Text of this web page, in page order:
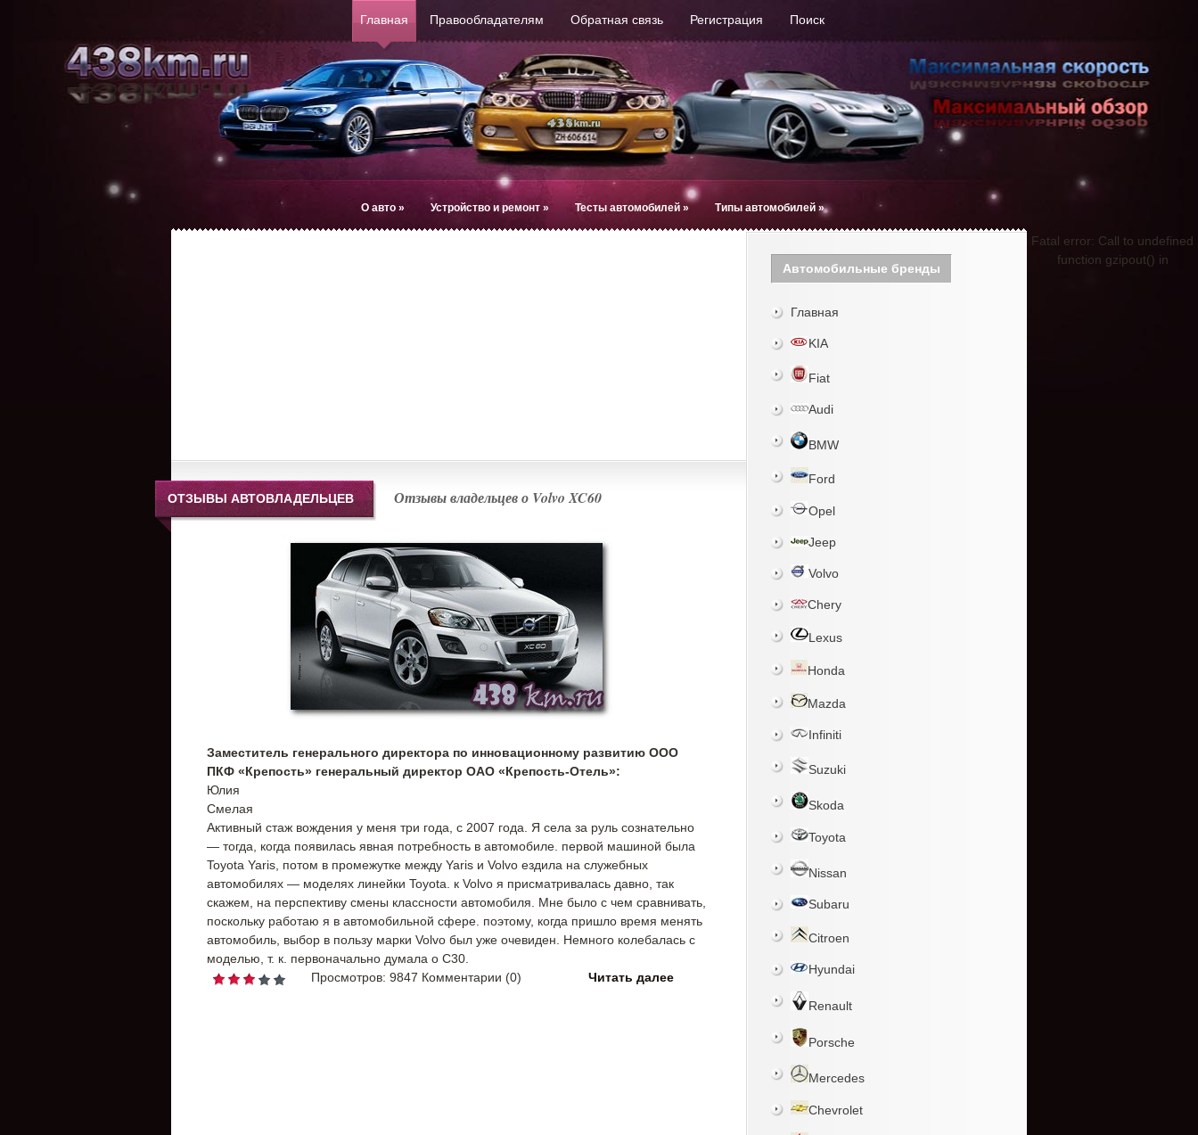
Главная Правообладателям Обратная связь Регистрация Поиск
О авто » Устройство и ремонт » Тесты автомобилей » Типы автомобилей »
ОТЗЫВЫ АВТОВЛАДЕЛЬЦЕВ Отзывы владельцев о Volvo XC60
Заместитель генерального директора по инновационному развитию ООО
ПКФ «Крепость» генеральный директор ОАО «Крепость-Отель»:
Юлия
Смелая
Активный стаж вождения у меня три года, c 2007 года. Я села за руль сознательно
— тогда, когда появилась явная потребность в автомобиле. первой машиной была
Toyota Yaris, потом в промежутке между Yaris и Volvo ездила на служебных
автомобилях — моделях линейки Toyota. к Volvo я присматривалась давно, так
скажем, на перспективу смены классности автомобиля. Мне было с чем сравнивать,
поскольку работаю я в автомобильной сфере. поэтому, когда пришло время менять
автомобиль, выбор в пользу марки Volvo был уже очевиден. Немного колебалась с
моделью, т. к. первоначально думала о C30.
Просмотров: 9847 Комментарии (0)
Читать далее
Автомобильные бренды
Главная
KIA
Fiat
Audi
BMW
Ford
Opel
Jeep
Volvo
Chery
Lexus
Honda
Mazda
Infiniti
Suzuki
Skoda
Toyota
Nissan
Subaru
Citroen
Hyundai
Renault
Porsche
Mercedes
Chevrolet
Fatal error: Call to undefined
function gzipout() in